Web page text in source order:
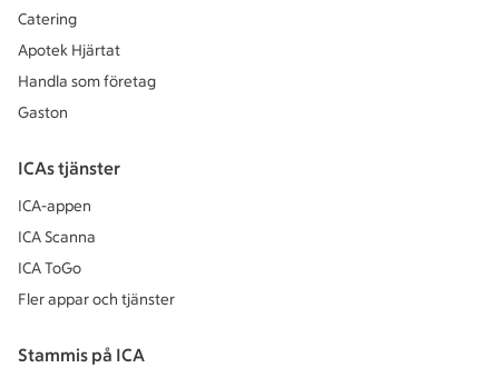
Catering
Apotek Hjärtat
Handla som företag
Gaston
ICAs tjänster
ICA-appen
ICA Scanna
ICA ToGo
Fler appar och tjänster
Stammis på ICA